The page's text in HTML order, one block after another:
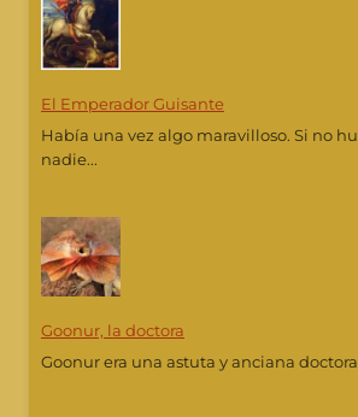
El Emperador Guisante
Había una vez algo maravilloso. Si no
nadie...
Goonur, la doctora
Goonur era una astuta y anciana